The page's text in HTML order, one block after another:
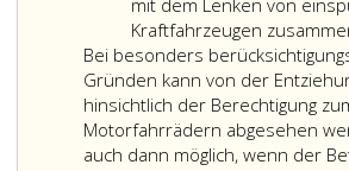
Paragraph
24,
Absatz
3,
achter
Satz
mit dem Lenken von
Kraftfahrzeugen
Bei besonders
Gründen kann von der
hinsichtlich der Berechtigung
Motorfahrrädern abgesehen
auch dann möglich, wenn der